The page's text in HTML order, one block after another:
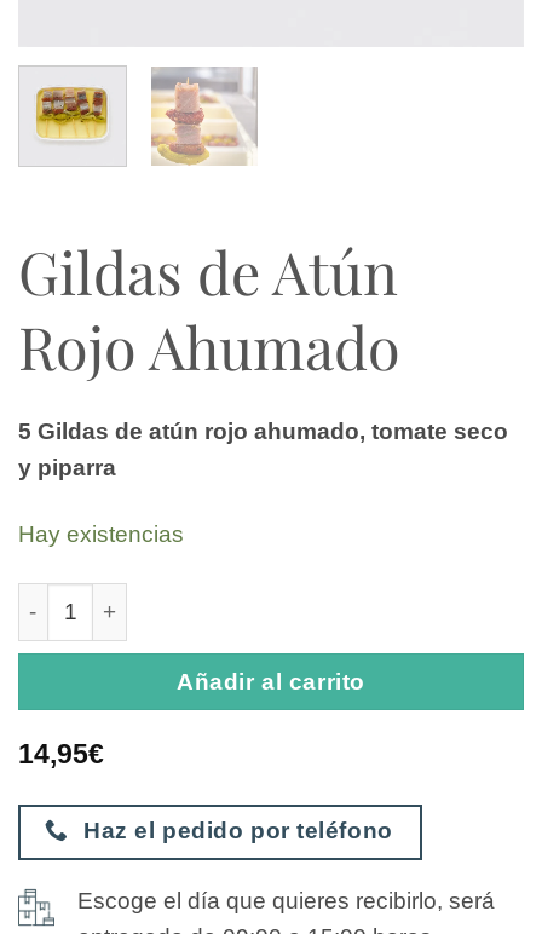
Gildas de Atún
Rojo Ahumado
5 Gildas de atún rojo ahumado, tomate seco
y piparra
Hay existencias
Gildas de Atún Rojo Ahumado cantidad
Añadir al carrito
14,95€
Haz el pedido por teléfono
Escoge el día que quieres recibirlo, será